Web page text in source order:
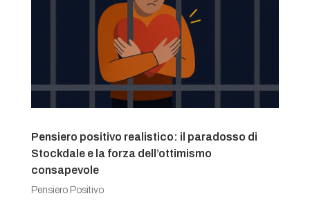
Pensiero positivo realistico: il paradosso di
Stockdale e la forza dell’ottimismo
consapevole
Pensiero Positivo